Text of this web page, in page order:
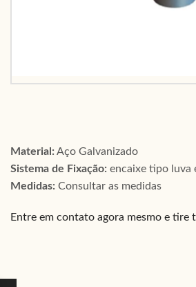
Material: Aço Galvanizado
Sistema de Fixação: encaixe tipo luva
Medidas: Consultar as medidas
Entre em contato agora mesmo e tire